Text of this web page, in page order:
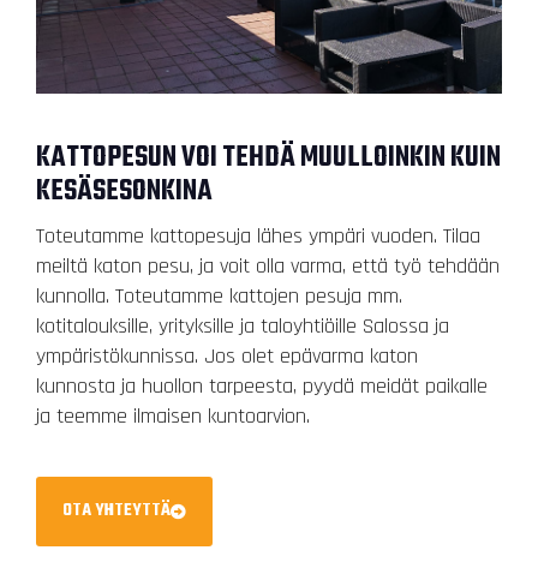
KATTOPESUN VOI TEHDÄ MUULLOINKIN KUIN
KESÄSESONKINA
Toteutamme kattopesuja lähes ympäri vuoden. Tilaa
meiltä katon pesu, ja voit olla varma, että työ tehdään
kunnolla. Toteutamme kattojen pesuja mm.
kotitalouksille, yrityksille ja taloyhtiöille Salossa ja
ympäristökunnissa. Jos olet epävarma katon
kunnosta ja huollon tarpeesta, pyydä meidät paikalle
ja teemme ilmaisen kuntoarvion.
OTA YHTEYTTÄ